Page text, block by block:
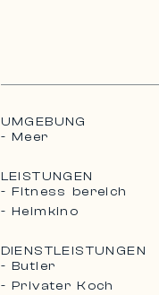
UMGEBUNG
- Meer
LEISTUNGEN
- Fitness bereich
- Heimkino
DIENSTLEISTUNGEN
- Butler
- Privater Koch